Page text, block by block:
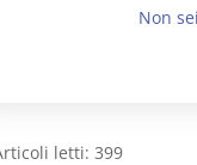
Non
letti: 399